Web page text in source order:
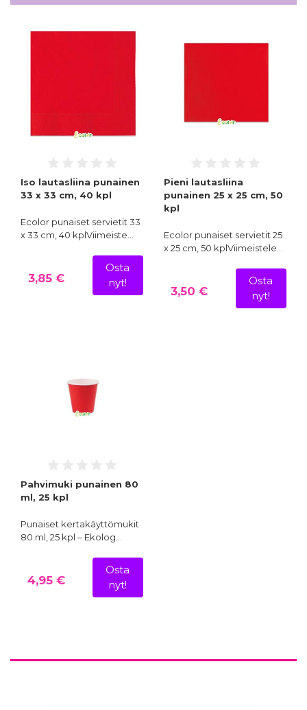
Iso lautasliina punainen
33 x 33 cm, 40 kpl
Ecolor punaiset servietit 33
x 33 cm, 40 kplViimeiste…
3,85 €
Osta
nyt!
Pieni lautasliina
punainen 25 x 25 cm, 50
kpl
Ecolor punaiset servietit 25
x 25 cm, 50 kplViimeistele…
3,50 €
Osta
nyt!
Pahvimuki punainen 80
ml, 25 kpl
Punaiset kertakäyttömukit
80 ml, 25 kpl – Ekolog…
4,95 €
Osta
nyt!